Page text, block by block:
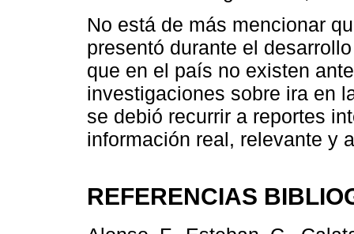
No está de más mencionar
presentó durante el
que en el país no existen
investigaciones sobre ira en
se debió recurrir a reportes
información real, relevante y
REFERENCIAS